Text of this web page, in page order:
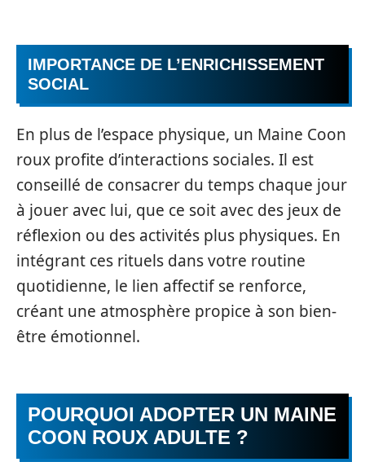
IMPORTANCE DE L’ENRICHISSEMENT
SOCIAL
En plus de l’espace physique, un Maine Coon
roux profite d’interactions sociales. Il est
conseillé de consacrer du temps chaque jour
à jouer avec lui, que ce soit avec des jeux de
réflexion ou des activités plus physiques. En
intégrant ces rituels dans votre routine
quotidienne, le lien affectif se renforce,
créant une atmosphère propice à son bien-
être émotionnel.
POURQUOI ADOPTER UN MAINE
COON ROUX ADULTE ?